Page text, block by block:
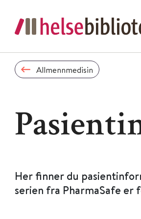
Allmennmedisin
Her finner du
serien fra PharmaSafe